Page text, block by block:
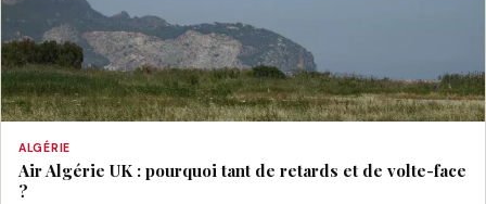
ALGÉRIE
Air Algérie UK : pourquoi tant de retards et de volte-face
?